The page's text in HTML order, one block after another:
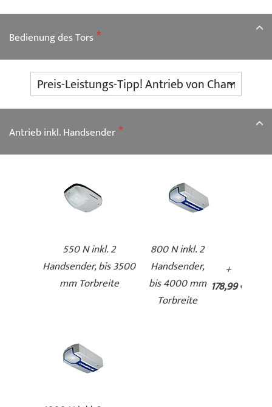
Duragrain - Bambus Duragrain - Beige
Duragrain - Beton Duragrain - Burned Oak
Duragrain - Cherry
Bedienung des Tors
Antrieb inkl. Handsender
550 N inkl. 2
Handsender, bis 3500
mm Torbreite
800 N inkl. 2
Handsender,
bis 4000 mm
Torbreite
+
178,99 €